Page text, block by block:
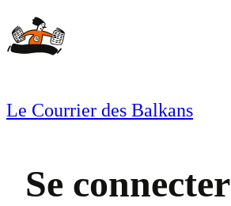
Aller
au
Le Courrier des Balkans
Se connecter